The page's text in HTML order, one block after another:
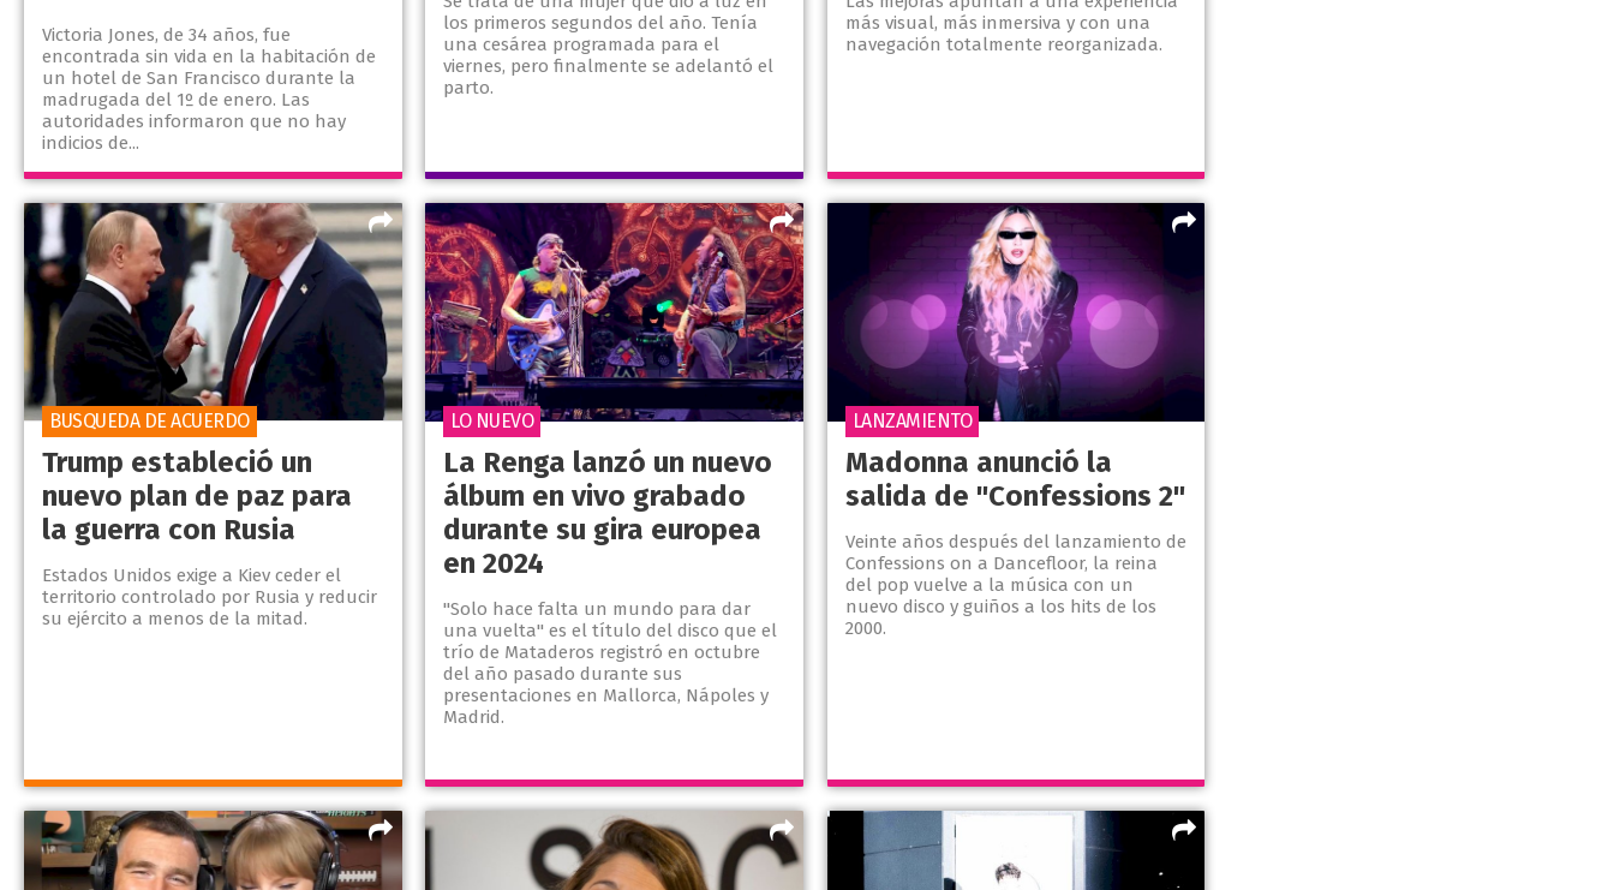
Victoria Jones, de 34 años, fue
encontrada sin vida en la habitación de
un hotel de San Francisco durante la
madrugada del 1º de enero. Las
autoridades informaron que no hay
indicios de...
los primeros segundos del año. Tenía
una cesárea programada para el
viernes, pero finalmente se adelantó el
parto.
más visual, más inmersiva y con una
navegación totalmente reorganizada.
Trump estableció un
nuevo plan de paz para
la guerra con Rusia
Estados Unidos exige a Kiev ceder el
territorio controlado por Rusia y reducir
su ejército a menos de la mitad.
BUSQUEDA DE ACUERDO
La Renga lanzó un nuevo
álbum en vivo grabado
durante su gira europea
en 2024
"Solo hace falta un mundo para dar
una vuelta" es el título del disco que el
trío de Mataderos registró en octubre
del año pasado durante sus
presentaciones en Mallorca, Nápoles y
Madrid.
LO NUEVO
Madonna anunció la
salida de "Confessions 2"
Veinte años después del lanzamiento de
Confessions on a Dancefloor, la reina
del pop vuelve a la música con un
nuevo disco y guiños a los hits de los
2000.
LANZAMIENTO